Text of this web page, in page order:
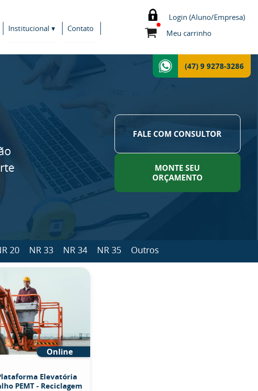
Institucional ▾ Contato
Login (Aluno/Empresa)
Meu carrinho
(47) 9 9278-3286
FALE COM CONSULTOR
MONTE SEU
ORÇAMENTO
20 NR 33 NR 34 NR 35 Outros
Online
Elevatória
PEMT - Reciclagem